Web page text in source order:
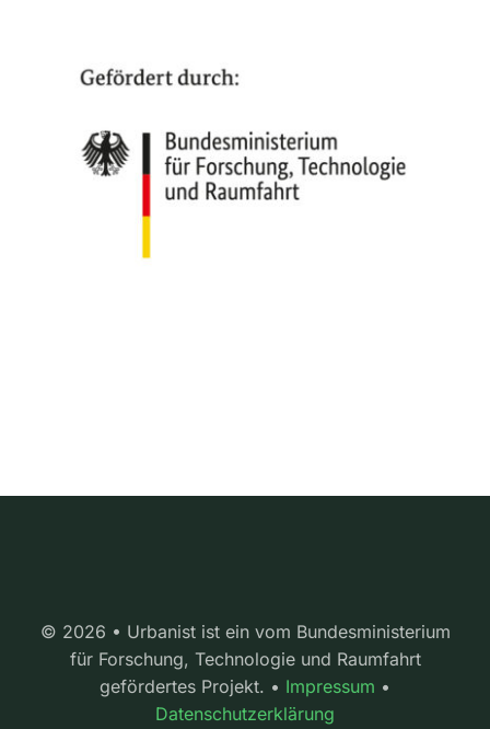
© 2026 • Urbanist ist ein vom Bundesministerium
für Forschung, Technologie und Raumfahrt
gefördertes Projekt. • Impressum •
Datenschutzerklärung